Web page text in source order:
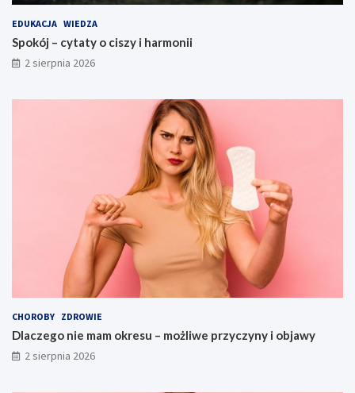
EDUKACJA WIEDZA
Spokój – cytaty o ciszy i harmonii
2 sierpnia 2026
CHOROBY ZDROWIE
Dlaczego nie mam okresu – możliwe przyczyny i objawy
2 sierpnia 2026